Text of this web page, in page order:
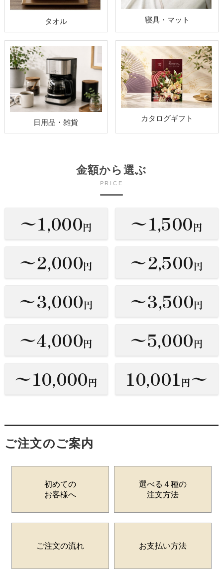
タオル 寝具・マット
日用品・雑貨 カタログギフト
金額から選ぶ
PRICE
〜1,000円 〜1,500円
〜2,000円 〜2,500円
〜3,000円 〜3,500円
〜4,000円 〜5,000円
〜10,000円 10,001 円〜
ご注文のご案内
初めての
お客様へ
選べる４種の
注文方法
ご注文の流れ お支払い方法